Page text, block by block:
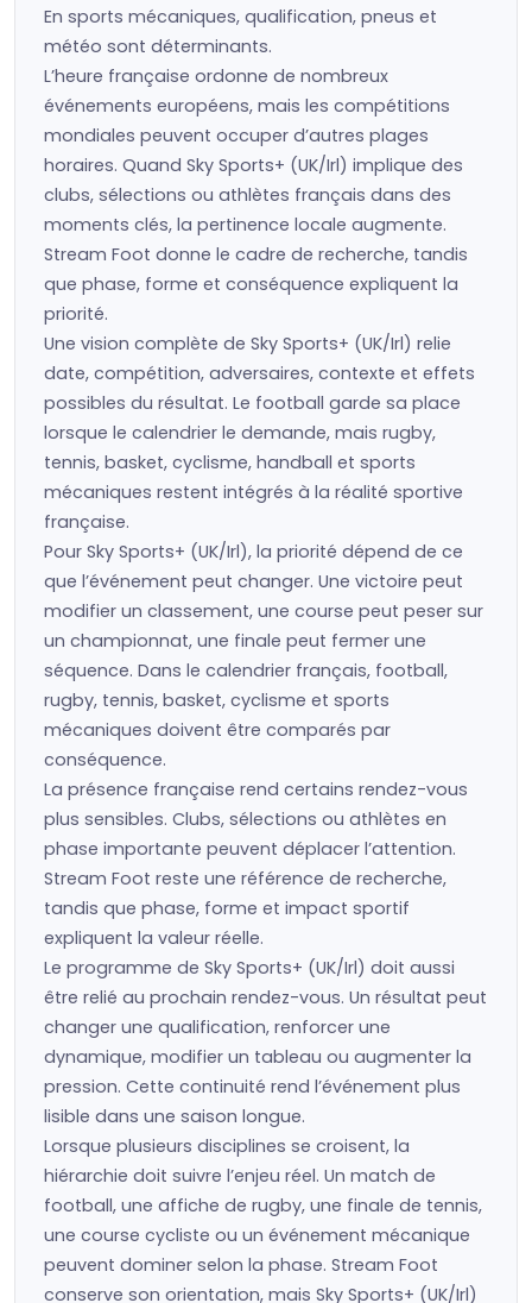
En sports mécaniques, qualification, pneus et
météo sont déterminants.
L’heure française ordonne de nombreux
événements européens, mais les compétitions
mondiales peuvent occuper d’autres plages
horaires. Quand Sky Sports+ (UK/Irl) implique des
clubs, sélections ou athlètes français dans des
moments clés, la pertinence locale augmente.
Stream Foot donne le cadre de recherche, tandis
que phase, forme et conséquence expliquent la
priorité.
Une vision complète de Sky Sports+ (UK/Irl) relie
date, compétition, adversaires, contexte et effets
possibles du résultat. Le football garde sa place
lorsque le calendrier le demande, mais rugby,
tennis, basket, cyclisme, handball et sports
mécaniques restent intégrés à la réalité sportive
française.
Pour Sky Sports+ (UK/Irl), la priorité dépend de ce
que l’événement peut changer. Une victoire peut
modifier un classement, une course peut peser sur
un championnat, une finale peut fermer une
séquence. Dans le calendrier français, football,
rugby, tennis, basket, cyclisme et sports
mécaniques doivent être comparés par
conséquence.
La présence française rend certains rendez-vous
plus sensibles. Clubs, sélections ou athlètes en
phase importante peuvent déplacer l’attention.
Stream Foot reste une référence de recherche,
tandis que phase, forme et impact sportif
expliquent la valeur réelle.
Le programme de Sky Sports+ (UK/Irl) doit aussi
être relié au prochain rendez-vous. Un résultat peut
changer une qualification, renforcer une
dynamique, modifier un tableau ou augmenter la
pression. Cette continuité rend l’événement plus
lisible dans une saison longue.
Lorsque plusieurs disciplines se croisent, la
hiérarchie doit suivre l’enjeu réel. Un match de
football, une affiche de rugby, une finale de tennis,
une course cycliste ou un événement mécanique
peuvent dominer selon la phase. Stream Foot
conserve son orientation, mais Sky Sports+ (UK/Irl)